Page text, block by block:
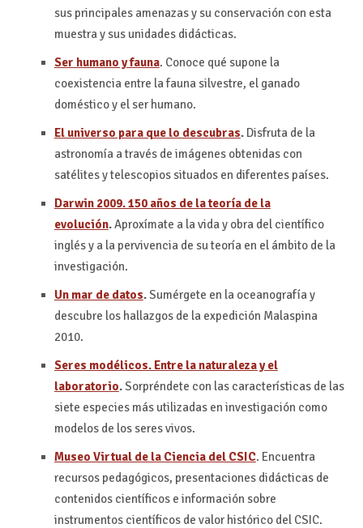
sus principales amenazas y su conservación con esta
muestra y sus unidades didácticas.
Ser humano y fauna. Conoce qué supone la
coexistencia entre la fauna silvestre, el ganado
doméstico y el ser humano.
El universo para que lo descubras.Disfruta de la
astronomía a través de imágenes obtenidas con
satélites y telescopios situados en diferentes países.
Darwin 2009. 150 años de la teoría de la
evolución.Aproxímate a la vida y obra del científico
inglés y a la pervivencia de su teoría en el ámbito de la
investigación.
Un mar de datos.Sumérgete en la oceanografía y
descubre los hallazgos de la expedición Malaspina
2010.
Seres modélicos. Entre la naturaleza y el
laboratorio.Sorpréndete con las características de las
siete especies más utilizadas en investigación como
modelos de los seres vivos.
Museo Virtual de la Ciencia del CSIC. Encuentra
recursos pedagógicos, presentaciones didácticas de
contenidos científicos e información sobre
instrumentos científicos de valor histórico del CSIC.